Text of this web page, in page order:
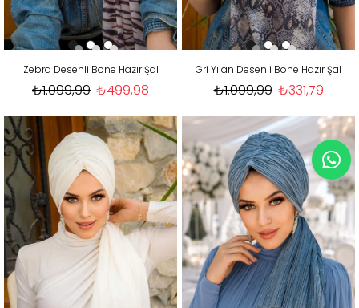
Zebra Desenli Bone Hazır Şal
₺499,98
₺1.099,99
Gri Yılan Desenli Bone Hazır Şal
₺331,79
₺1.099,99